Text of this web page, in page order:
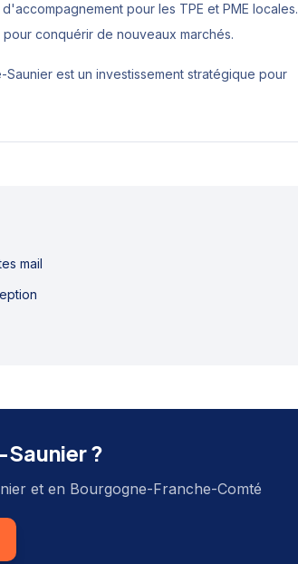
pour les TPE et PME locales.
conquérir de nouveaux marchés.
Saunier est un investissement stratégique pour
mail
?
et en Bourgogne-Franche-Comté